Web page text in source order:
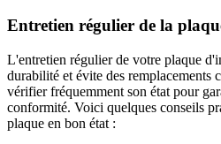
Entretien régulier de la
L'entretien régulier de votre plaque
durabilité et évite des remplacements
vérifier fréquemment son état pour
conformité. Voici quelques conseils
plaque en bon état :